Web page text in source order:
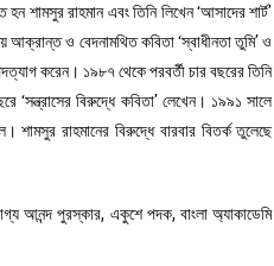
শামসুর রাহমান এবং তিনি লিখেন ‘আসাদের শার্ট’
আক্রান্ত ও বেদনামথিত কবিতা ‘স্বাধীনতা তুমি’ ও
করেন। ১৯৮৭ থেকে পরবর্তী চার বছরের তিনি
‘সন্ত্রাসের বিরুদ্ধে কবিতা’ লেখেন। ১৯৯১ সালে
রাহমানের বিরুদ্ধে বারবার বিতর্ক তুলেছে
আনন্দ পুরস্কার, একুশে পদক, বাংলা অ্যাকাডেমি